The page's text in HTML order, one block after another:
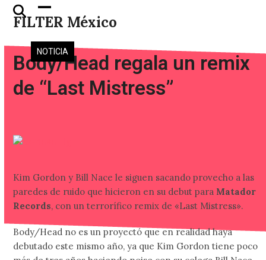
Skip
FILTER México
Open
mobile
menu
Close
mobile
menu
NOTICIA
Body/Head regala un remix
de “Last Mistress”
Kim Gordon y Bill Nace le siguen sacando provecho a las
paredes de ruido que hicieron en su debut para Matador
Records, con un terrorífico remix de «Last Mistress».
Body/Head no es un proyectó que en realidad haya
debutado este mismo año, ya que Kim Gordon tiene poco